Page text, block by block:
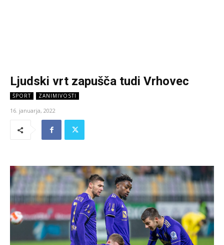
Ljudski vrt zapušča tudi Vrhovec
ŠPORT ZANIMIVOSTI
16. januarja, 2022